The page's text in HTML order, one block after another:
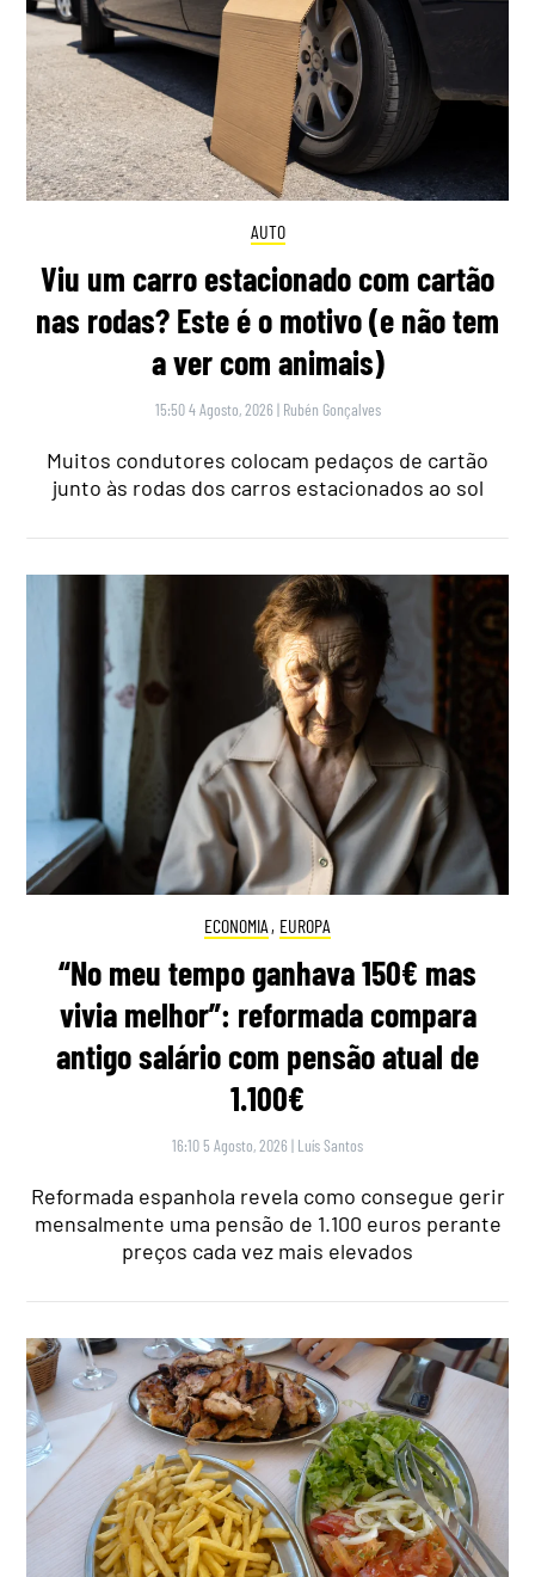
AUTO
Viu um carro estacionado com cartão
nas rodas? Este é o motivo (e não tem
a ver com animais)
15:50 4 Agosto, 2026 | Rubén Gonçalves
Muitos condutores colocam pedaços de cartão
junto às rodas dos carros estacionados ao sol
ECONOMIA , EUROPA
“No meu tempo ganhava 150€ mas
vivia melhor”: reformada compara
antigo salário com pensão atual de
1.100€
16:10 5 Agosto, 2026 | Luís Santos
Reformada espanhola revela como consegue gerir
mensalmente uma pensão de 1.100 euros perante
preços cada vez mais elevados